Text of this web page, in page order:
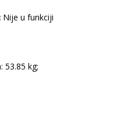
Nije u funkciji
53.85 kg;